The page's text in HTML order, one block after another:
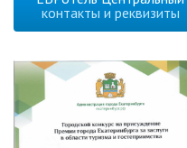
контакты и реквизиты